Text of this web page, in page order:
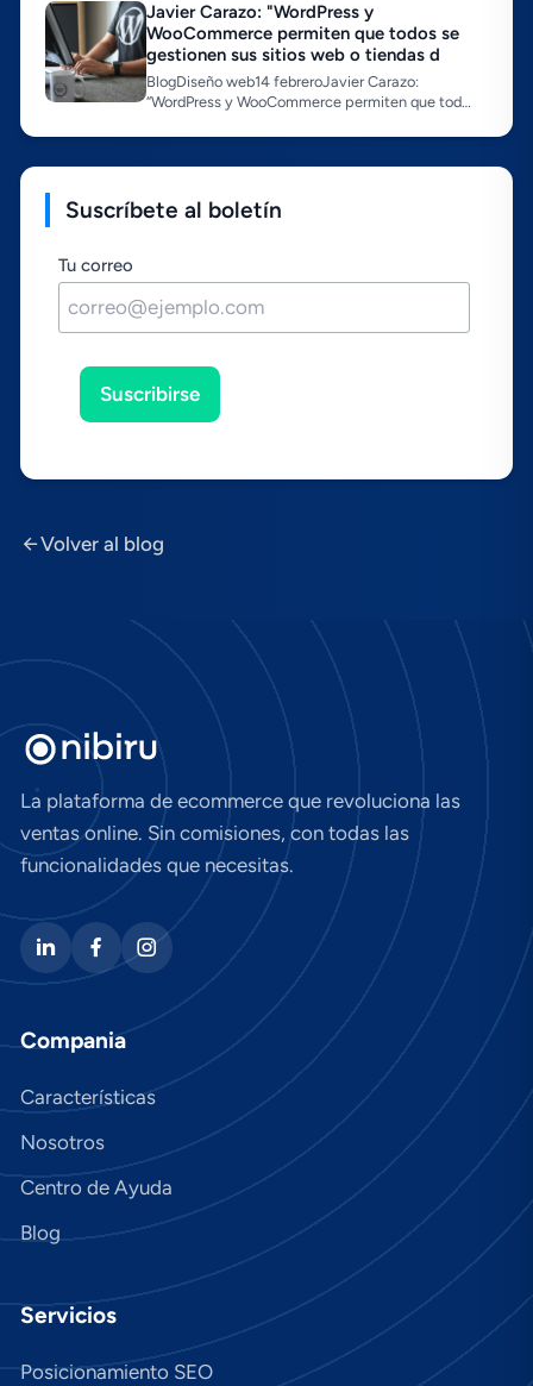
Javier Carazo: "WordPress y
WooCommerce permiten que todos se
gestionen sus sitios web o tiendas d
BlogDiseño web14 febreroJavier Carazo:
“WordPress y WooCommerce permiten que tod…
Suscríbete al boletín
Tu correo
Suscribirse
Volver al blog
La plataforma de ecommerce que revoluciona las
ventas online. Sin comisiones, con todas las
funcionalidades que necesitas.
Compania
Características
Nosotros
Centro de Ayuda
Blog
Servicios
Posicionamiento SEO